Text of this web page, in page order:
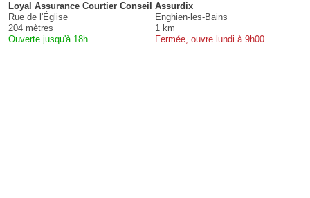
Loyal Assurance Courtier Conseil
Rue de l'Église
204 mètres
Ouverte jusqu'à 18h
Assurdix
Enghien-les-Bains
1 km
Fermée, ouvre lundi à 9h00